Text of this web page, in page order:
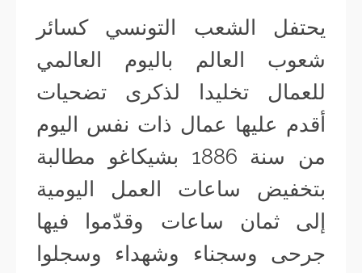
يحتفل الشعب التونسي كسائر
شعوب العالم باليوم العالمي
للعمال تخليدا لذكرى تضحيات
أقدم عليها عمال ذات نفس اليوم
من سنة 1886 بشيكاغو مطالبة
بتخفيض ساعات العمل اليومية
إلى ثمان ساعات وقدّموا فيها
جرحى وسجناء وشهداء وسجلوا